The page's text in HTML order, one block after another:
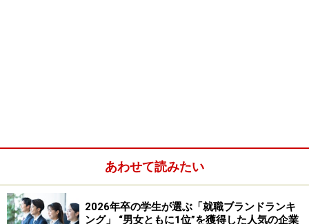
明確なイベントは2年生には無い。無いからこそ悩むの
だけど、考えてみれば自由であり、自ら目標を設定する
ことが肝要であることが分かる。
あわせて読みたい
2026年卒の学生が選ぶ「就職ブランドランキ
ング」 “男女ともに1位”を獲得した人気の企業